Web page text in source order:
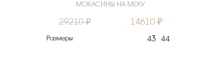
МОКАСИНЫ НА МЕХУ
29210 ₽ 14610 ₽
Размеры 43 44